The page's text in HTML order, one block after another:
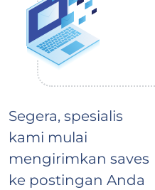
Segera, spesialis
kami mulai
mengirimkan saves
ke postingan Anda